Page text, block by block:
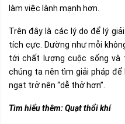
làm việc lành mạnh hơn.
Trên đây là các lý do để lý
tích cực. Dường như mỗi
tới chất lượng cuộc sống và
chúng ta nên tìm giải pháp để
ngạt trở nên “dễ thở hơn”.
Tìm hiểu thêm:Quạt thổi khí